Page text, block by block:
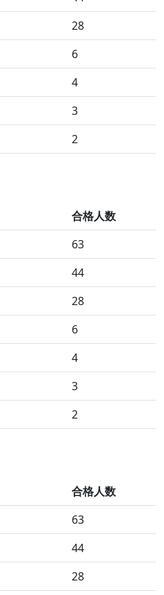
28
6
4
3
2
合格人数
63
44
28
6
4
3
2
合格人数
63
44
28